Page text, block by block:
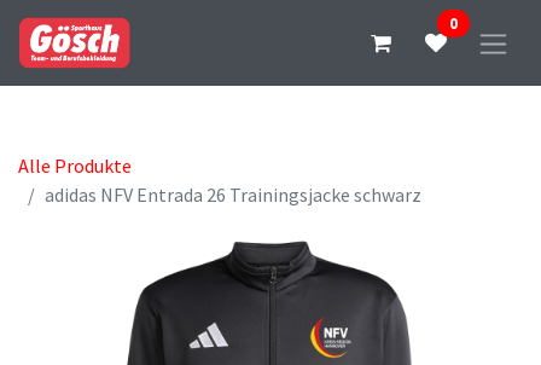
0
Alle Produkte
adidas NFV Entrada 26 Trainingsjacke schwarz